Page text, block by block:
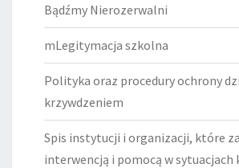
Bądźmy Nierozerwalni
mLegitymacja szkolna
Polityka oraz procedury ochrony
krzywdzeniem
Spis instytucji i organizacji, które
interwencją i pomocą w sytuacjach